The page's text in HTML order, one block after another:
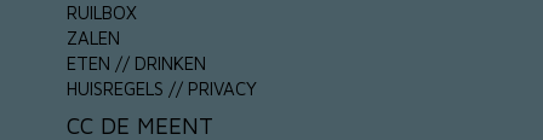
RUILBOX
ZALEN
ETEN // DRINKEN
HUISREGELS // PRIVACY
CC DE MEENT